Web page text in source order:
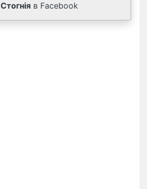
Стогнія в Facebook